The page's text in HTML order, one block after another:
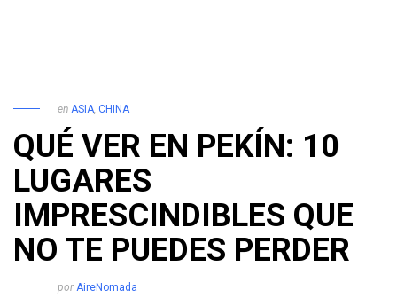
en ASIA, CHINA
QUÉ VER EN PEKÍN: 10
LUGARES
IMPRESCINDIBLES QUE
NO TE PUEDES PERDER
por AireNomada